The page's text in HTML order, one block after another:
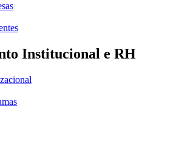
Institucional e RH